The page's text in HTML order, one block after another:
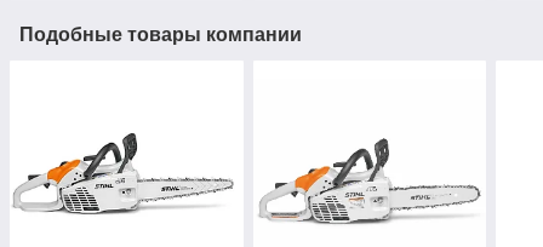
Подобные товары компании